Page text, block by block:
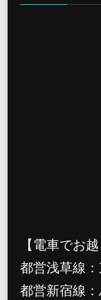
【電車でお
都営浅草線
都営新宿線